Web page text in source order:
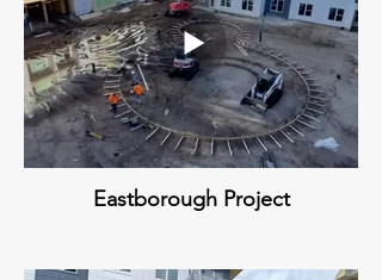
Eastborough Project